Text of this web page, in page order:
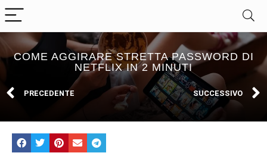
COME AGGIRARE STRETTA PASSWORD DI
NETFLIX IN 2 MINUTI
PRECEDENTE SUCCESSIVO